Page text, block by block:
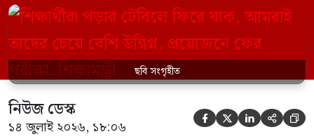
তিনি শিক্ষার্থীদের আন্দোলন না করে পড়াশোনায়
মনোযোগ দেওয়ার আহ্বান জানিয়ে বলেন,
সরকার পরিস্থিতি নিবিড়ভাবে পর্যবেক্ষণ করছে
এবং পরীক্ষার্থীদের স্বার্থ রক্ষায় প্রয়োজনীয় সব
পদক্ষেপ […]
ছবি সংগৃহীত
নিউজ ডেস্ক
১৪ জুলাই ২০২৬, ১৮:০৬     